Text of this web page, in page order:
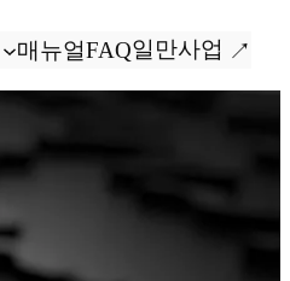
매뉴얼FAQ일만사업